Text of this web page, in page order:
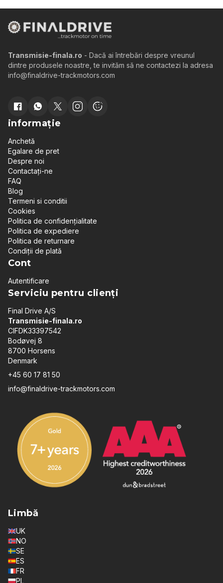
Transmisie-finala.ro - Dacă ai întrebări despre vreunul
dintre produsele noastre, te invităm să ne contactezi la adresa
info@finaldrive-trackmotors.com
informație
Anchetă
Egalare de pret
Despre noi
Contactați-ne
FAQ
Blog
Termeni si conditii
Cookies
Politica de confidențialitate
Politica de expediere
Politica de returnare
Condiții de plată
Cont
Autentificare
Serviciu pentru clienți
Final Drive A/S
Transmisie-finala.ro
CIFDK33397542
Bodøvej 8
8700 Horsens
Denmark
+45 60 17 81 50
info@finaldrive-trackmotors.com
Limbă
UK
NO
SE
ES
FR
PL